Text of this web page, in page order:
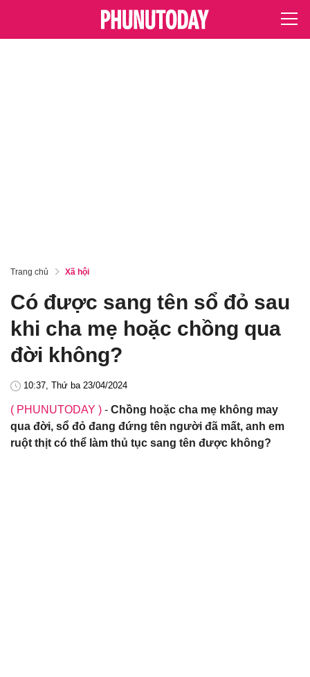
Trang chủ Xã hội
Có được sang tên sổ đỏ sau
khi cha mẹ hoặc chồng qua
đời không?
10:37, Thứ ba 23/04/2024
( PHUNUTODAY ) - Chồng hoặc cha mẹ không may
qua đời, sổ đỏ đang đứng tên người đã mất, anh em
ruột thịt có thể làm thủ tục sang tên được không?